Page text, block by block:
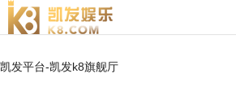
凯发平台-凯发k8旗舰厅